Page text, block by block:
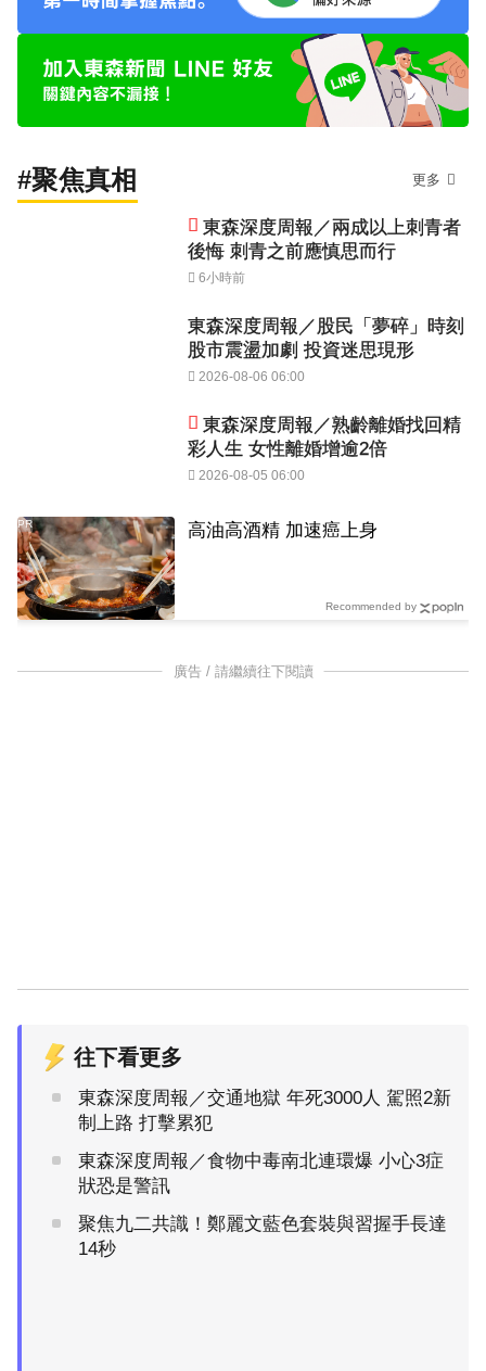
#聚焦真相 更多
東森深度周報／兩成以上刺青者
後悔 刺青之前應慎思而行
6小時前
東森深度周報／股民「夢碎」時刻
股市震盪加劇 投資迷思現形
2026-08-06 06:00
東森深度周報／熟齡離婚找回精
彩人生 女性離婚增逾2倍
2026-08-05 06:00
高油高酒精 加速癌上身
PR
Recommended by
廣告 / 請繼續往下閱讀
往下看更多
東森深度周報／交通地獄 年死3000人 駕照2新
制上路 打擊累犯
東森深度周報／食物中毒南北連環爆 小心3症
狀恐是警訊
聚焦九二共識！鄭麗文藍色套裝與習握手長達
14秒